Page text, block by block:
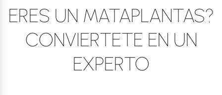
ERES UN MATAPLANTAS?
CONVIERTETE EN UN
EXPERTO